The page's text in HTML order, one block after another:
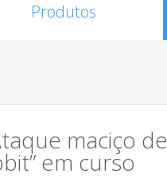
Produtos
maciço de
em curso